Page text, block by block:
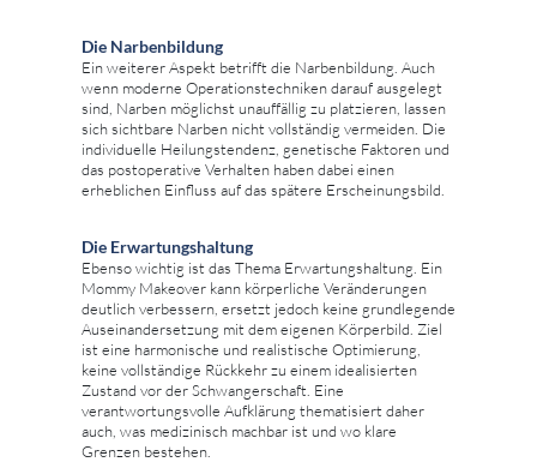
Die Narbenbildung
Ein weiterer Aspekt betrifft die Narbenbildung. Auch
wenn moderne Operationstechniken darauf ausgelegt
sind, Narben möglichst unauffällig zu platzieren, lassen
sich sichtbare Narben nicht vollständig vermeiden. Die
individuelle Heilungstendenz, genetische Faktoren und
das postoperative Verhalten haben dabei einen
erheblichen Einfluss auf das spätere Erscheinungsbild.
Die Erwartungshaltung
Ebenso wichtig ist das Thema Erwartungshaltung. Ein
Mommy Makeover kann körperliche Veränderungen
deutlich verbessern, ersetzt jedoch keine grundlegende
Auseinandersetzung mit dem eigenen Körperbild. Ziel
ist eine harmonische und realistische Optimierung,
keine vollständige Rückkehr zu einem idealisierten
Zustand vor der Schwangerschaft. Eine
verantwortungsvolle Aufklärung thematisiert daher
auch, was medizinisch machbar ist und wo klare
Grenzen bestehen.